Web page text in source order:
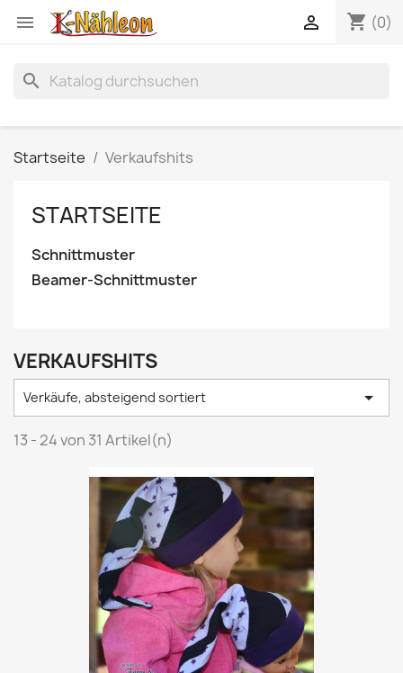
 shopping_cart (0)

search
Startseite Verkaufshits
STARTSEITE
Schnittmuster
Beamer-Schnittmuster
VERKAUFSHITS
Verkäufe, absteigend sortiert 
13 - 24 von 31 Artikel(n)